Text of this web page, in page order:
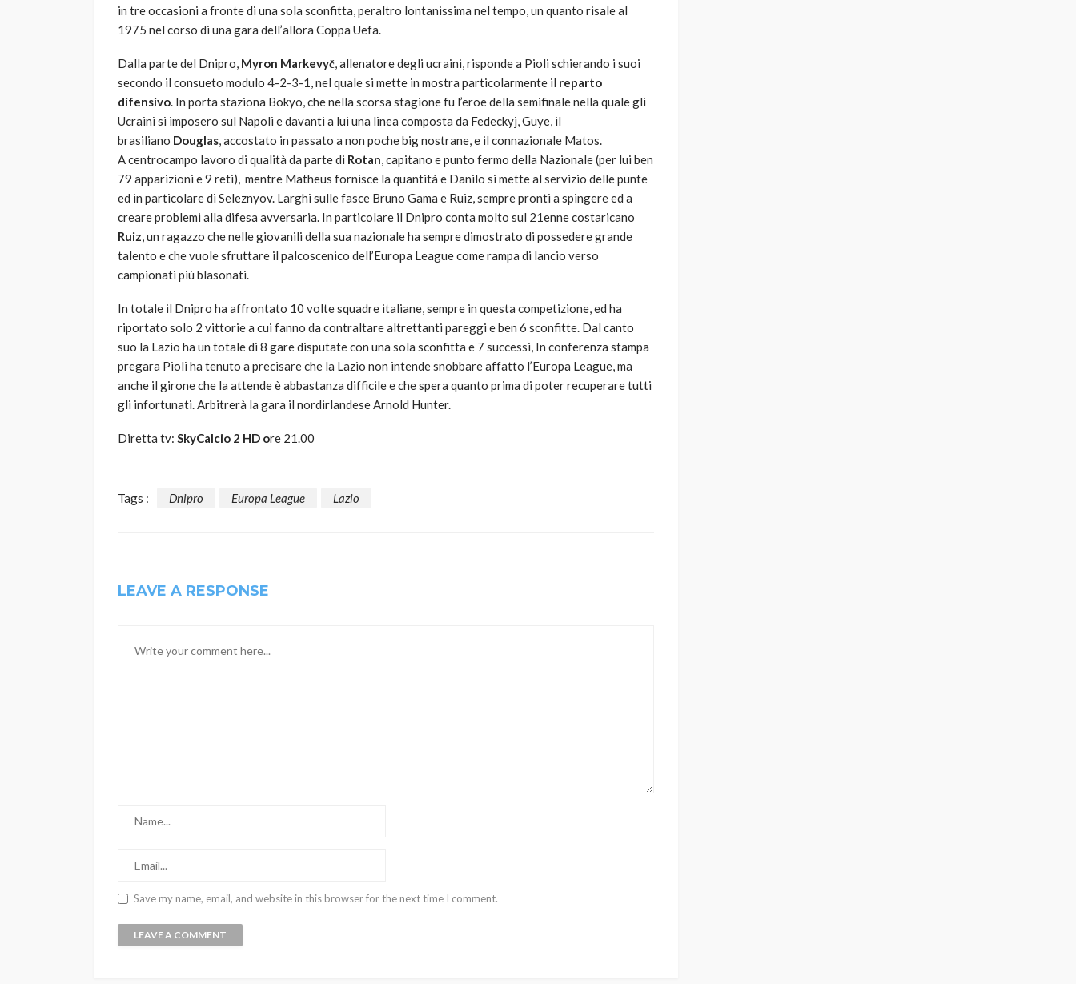
in tre occasioni a fronte di una sola sconfitta, peraltro lontanissima nel tempo, un quanto risale al
1975 nel corso di una gara dell’allora Coppa Uefa.
Dalla parte del Dnipro, Myron Markevyč, allenatore degli ucraini, risponde a Pioli schierando i suoi
secondo il consueto modulo 4-2-3-1, nel quale si mette in mostra particolarmente il reparto
difensivo. In porta staziona Bokyo, che nella scorsa stagione fu l’eroe della semifinale nella quale gli
Ucraini si imposero sul Napoli e davanti a lui una linea composta da Fedeckyj, Guye, il
brasiliano Douglas, accostato in passato a non poche big nostrane, e il connazionale Matos.
A centrocampo lavoro di qualità da parte di Rotan, capitano e punto fermo della Nazionale (per lui ben
79 apparizioni e 9 reti), mentre Matheus fornisce la quantità e Danilo si mette al servizio delle punte
ed in particolare di Seleznyov. Larghi sulle fasce Bruno Gama e Ruiz, sempre pronti a spingere ed a
creare problemi alla difesa avversaria. In particolare il Dnipro conta molto sul 21enne costaricano
Ruiz, un ragazzo che nelle giovanili della sua nazionale ha sempre dimostrato di possedere grande
talento e che vuole sfruttare il palcoscenico dell’Europa League come rampa di lancio verso
campionati più blasonati.
In totale il Dnipro ha affrontato 10 volte squadre italiane, sempre in questa competizione, ed ha
riportato solo 2 vittorie a cui fanno da contraltare altrettanti pareggi e ben 6 sconfitte. Dal canto
suo la Lazio ha un totale di 8 gare disputate con una sola sconfitta e 7 successi, In conferenza stampa
pregara Pioli ha tenuto a precisare che la Lazio non intende snobbare affatto l’Europa League, ma
anche il girone che la attende è abbastanza difficile e che spera quanto prima di poter recuperare tutti
gli infortunati. Arbitrerà la gara il nordirlandese Arnold Hunter.
Diretta tv: SkyCalcio 2 HD ore 21.00
Tags : Dnipro Europa League Lazio
LEAVE A RESPONSE
Save my name, email, and website in this browser for the next time I comment.